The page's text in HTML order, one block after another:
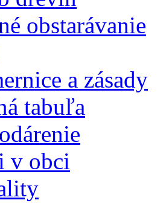
obstarávanie
a zásady
tabuľa
v obci